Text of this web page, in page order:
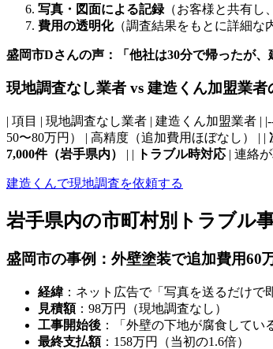
写真・図面による記録（お客様と共有し
費用の透明化（調査結果をもとに詳細な
盛岡市Dさんの声：「他社は30分で帰ったが
現地調査なし業者 vs 建造くん加盟業者
| 項目 | 現地調査なし業者 | 建造くん加盟業者 |
50〜80万円） | 高精度（追加費用ほぼなし） | |
7,000件（岩手県内）
| | トラブル時対応 | 連絡
建造くんで現地調査を依頼する
岩手県内の市町村別トラブル
盛岡市の事例：外壁塗装で追加費用60
経緯：ネット広告で「写真を送るだけで
見積額：98万円（現地調査なし）
工事開始後 ：「外壁の下地が腐食して
最終支払額：158万円（当初の1.6倍）